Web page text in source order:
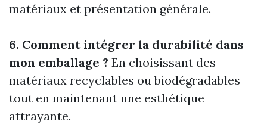
matériaux et présentation générale.
6. Comment intégrer la durabilité dans
mon emballage ? En choisissant des
matériaux recyclables ou biodégradables
tout en maintenant une esthétique
attrayante.